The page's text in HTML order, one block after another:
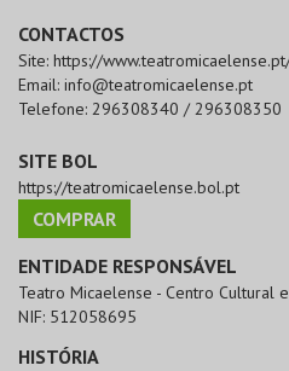
CONTACTOS
Site: https://
Email: info@teatromicaelense.pt
Telefone: 296308340 / 296308350
SITE BOL
https://teatromicaelense.bol.pt
COMPRAR
ENTIDADE RESPONSÁVEL
Teatro Micaelense - Centro Cultural
NIF: 512058695
HISTÓRIA